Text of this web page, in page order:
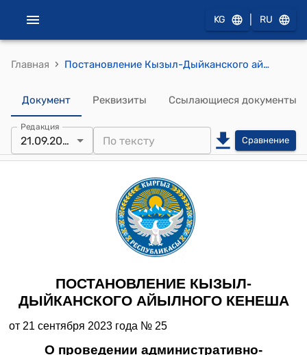
KG RU
Главная › Постановление Кызыл-Дыйканского айылного кенеша от 21 сентября 2023 года № 25 "О проведении административно-территориальной реформы"
Документ Реквизиты Ссылающиеся документы
Редакция
21.09.2023 Сравнение